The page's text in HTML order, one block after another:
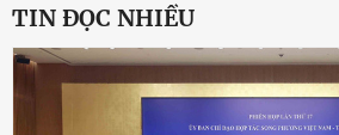
TIN ĐỌC NHIỀU